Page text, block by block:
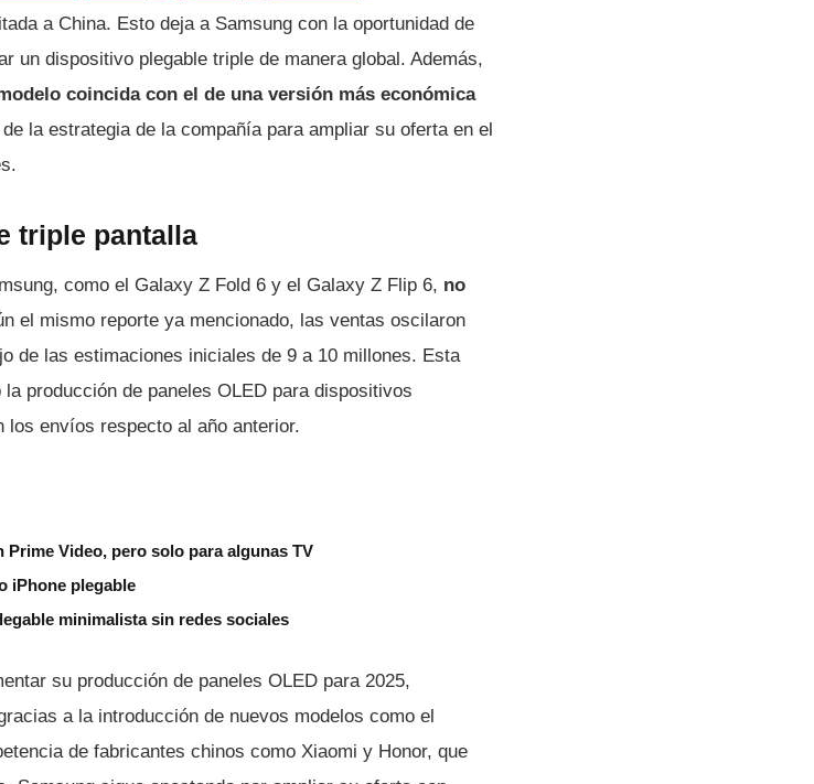
a China. Esto deja a Samsung con la oportunidad de
un dispositivo plegable triple de manera global. Además,
coincida con el de una versión más económica
la estrategia de la compañía para ampliar su oferta en el
triple pantalla
como el Galaxy Z Fold 6 y el Galaxy Z Flip 6, no
el mismo reporte ya mencionado, las ventas oscilaron
de las estimaciones iniciales de 9 a 10 millones. Esta
producción de paneles OLED para dispositivos
los envíos respecto al año anterior.
Prime Video, pero solo para algunas TV
iPhone plegable
minimalista sin redes sociales
su producción de paneles OLED para 2025,
a la introducción de nuevos modelos como el
de fabricantes chinos como Xiaomi y Honor, que